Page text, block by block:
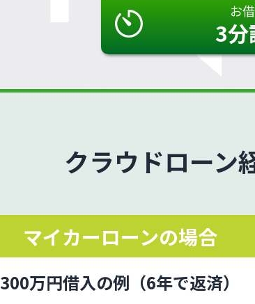
お
3分
クラウドローン
マイカーローンの場合
300万円借入の例（6年で返済）